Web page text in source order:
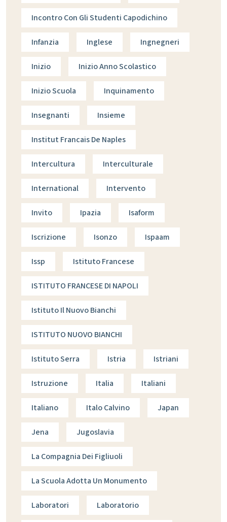
Incontro Con Gli Studenti Capodichino
Infanzia Inglese Ingnegneri
Inizio Inizio Anno Scolastico
Inizio Scuola Inquinamento
Insegnanti Insieme
Institut Francais De Naples
Intercultura Interculturale
International Intervento
Invito Ipazia Isaform
Iscrizione Isonzo Ispaam
Issp Istituto Francese
ISTITUTO FRANCESE DI NAPOLI
Istituto Il Nuovo Bianchi
ISTITUTO NUOVO BIANCHI
Istituto Serra Istria Istriani
Istruzione Italia Italiani
Italiano Italo Calvino Japan
Jena Jugoslavia
La Compagnia Dei Figliuoli
La Scuola Adotta Un Monumento
Laboratori Laboratorio